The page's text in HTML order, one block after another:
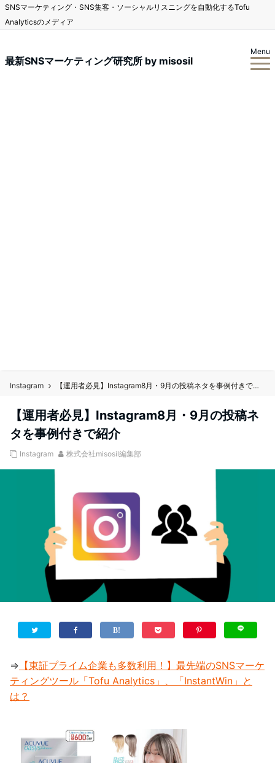
SNSマーケティング・SNS集客・ソーシャルリスニングを自動化するTofu
Analyticsのメディア
最新SNSマーケティング研究所 by misosil
Menu
Instagram 【運用者必見】Instagram8月・9月の投稿ネタを事例付きで紹介
【運用者必見】Instagram8月・9月の投稿ネ
タを事例付きで紹介
Instagram 株式会社misosil編集部
⇒ 【東証プライム企業も多数利用！】最先端のSNSマーケ
ティングツール「Tofu Analytics」、「InstantWin」と
は？